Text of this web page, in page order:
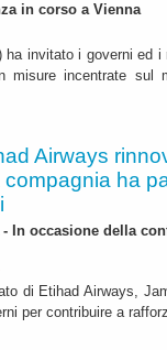
in corso a Vienna
ha invitato i governi ed i
misure incentrate sul
Airways
compagnia ha
In occasione della
di Etihad Airways,
per contribuire a